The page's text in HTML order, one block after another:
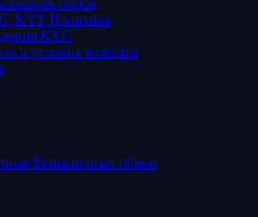
KYT Политика
KYC
и условия возврата
Безналичный обмен